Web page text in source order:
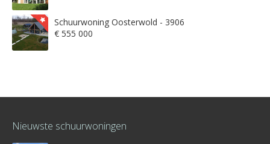
Schuurwoning Oosterwold - 3906
€ 555 000
Nieuwste schuurwoningen